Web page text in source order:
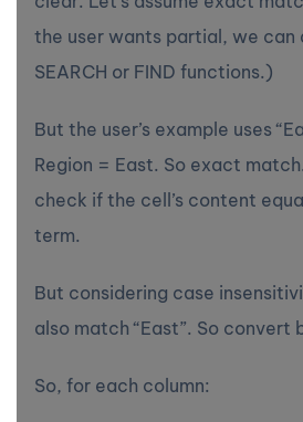
the user wants partial, we can
SEARCH or FIND functions.)
But the user’s example uses
Region = East. So exact
check if the cell’s content
term.
But considering case
also match “East”. So convert
So, for each column: